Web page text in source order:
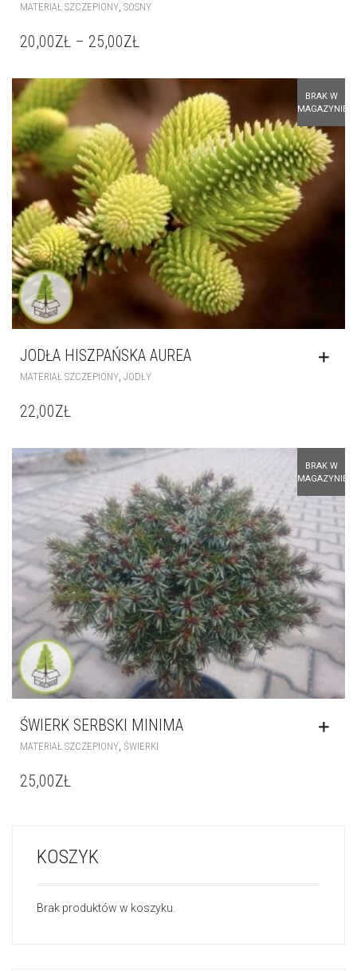
MATERIAŁ SZCZEPIONY SOSNY
20,00ZŁ – 25,00ZŁ
BRAK W
MAGAZYNIE
JODŁA HISZPAŃSKA AUREA
MATERIAŁ SZCZEPIONY JODŁY
22,00ZŁ
BRAK W
MAGAZYNIE
ŚWIERK SERBSKI MINIMA
MATERIAŁ SZCZEPIONY ŚWIERKI
25,00ZŁ
KOSZYK
Brak produktów w koszyku.